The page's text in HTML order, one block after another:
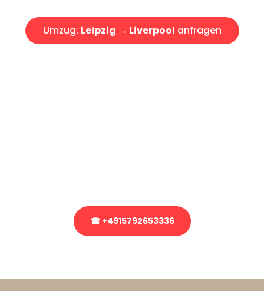
Umzug: Leipzig → Liverpool anfragen
☎ +4915792653336